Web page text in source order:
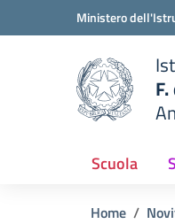
Vai ai contenuti
Vai al menu di navigazione
Ministero
scuola
Scuola
Home